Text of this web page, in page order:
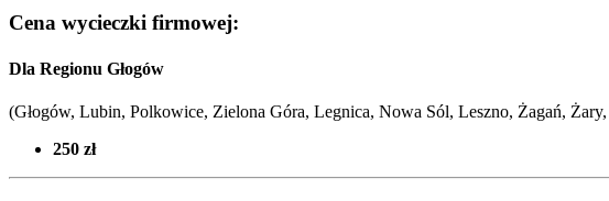
Cena wycieczki firmowej:
Dla Regionu Głogów
(Głogów, Lubin, Polkowice, Zielona Góra, Legnica, Nowa Sól, Leszno, Żagań,
250 zł